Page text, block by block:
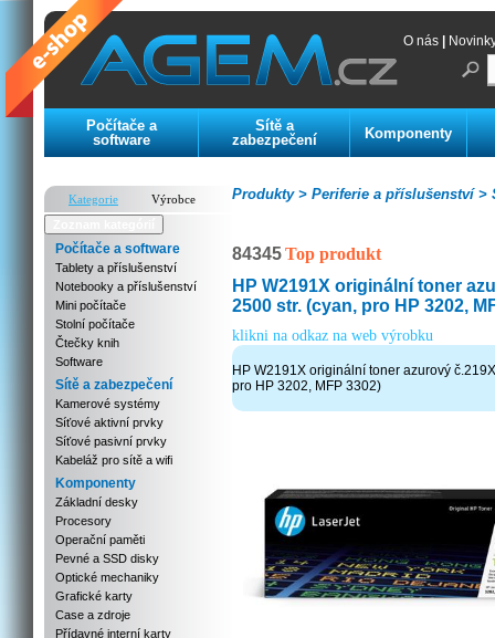
O nás
Počítače a
software
Sítě a
zabezpečení
Komponenty
Kategorie
Výrobce
Počítače a software
Tablety a příslušenství
Notebooky a příslušenství
Mini počítače
Stolní počítače
Čtečky knih
Software
Sítě a zabezpečení
Kamerové systémy
Síťové aktivní prvky
Síťové pasivní prvky
Kabeláž pro sítě a wifi
Komponenty
Základní desky
Procesory
Operační paměti
Pevné a SSD disky
Optické mechaniky
Grafické karty
Case a zdroje
Přídavné interní karty
Periferie a příslušenství >
Produkty >
84345Top produkt
HP W2191X originální toner
2500 str. (cyan, pro HP 3202,
klikni na odkaz na web výrobku
HP W2191X originální toner azurový
pro HP 3202, MFP 3302)